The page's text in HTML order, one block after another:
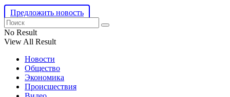
Предложить новость
No Result
View All Result
Новости
Общество
Экономика
Происшествия